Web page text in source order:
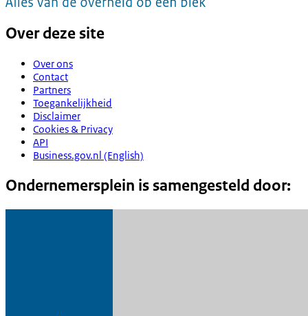
Over deze site
Over ons
Contact
Partners
Toegankelijkheid
Disclaimer
Cookies & Privacy
API
Business.gov.nl (English)
Ondernemersplein is samengesteld door: